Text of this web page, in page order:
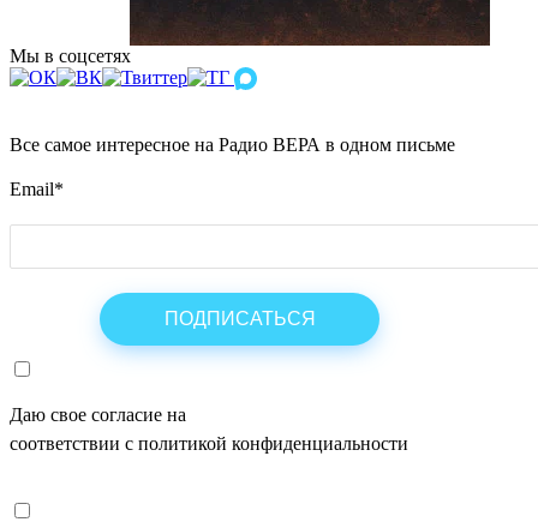
Мы в соцсетях
Все самое интересное на Радио ВЕРА в одном письме
Email*
Даю свое согласие на
соответствии с политикой конфиденциальности